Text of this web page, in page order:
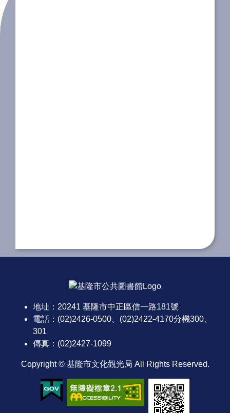
地址：20241 基隆市中正區信一路181號
電話：(02)2426-0500、(02)2422-4170分機300、
301
傳真：(02)2427-1099
Copyright © 基隆市文化觀光局 All Rights Reserved.